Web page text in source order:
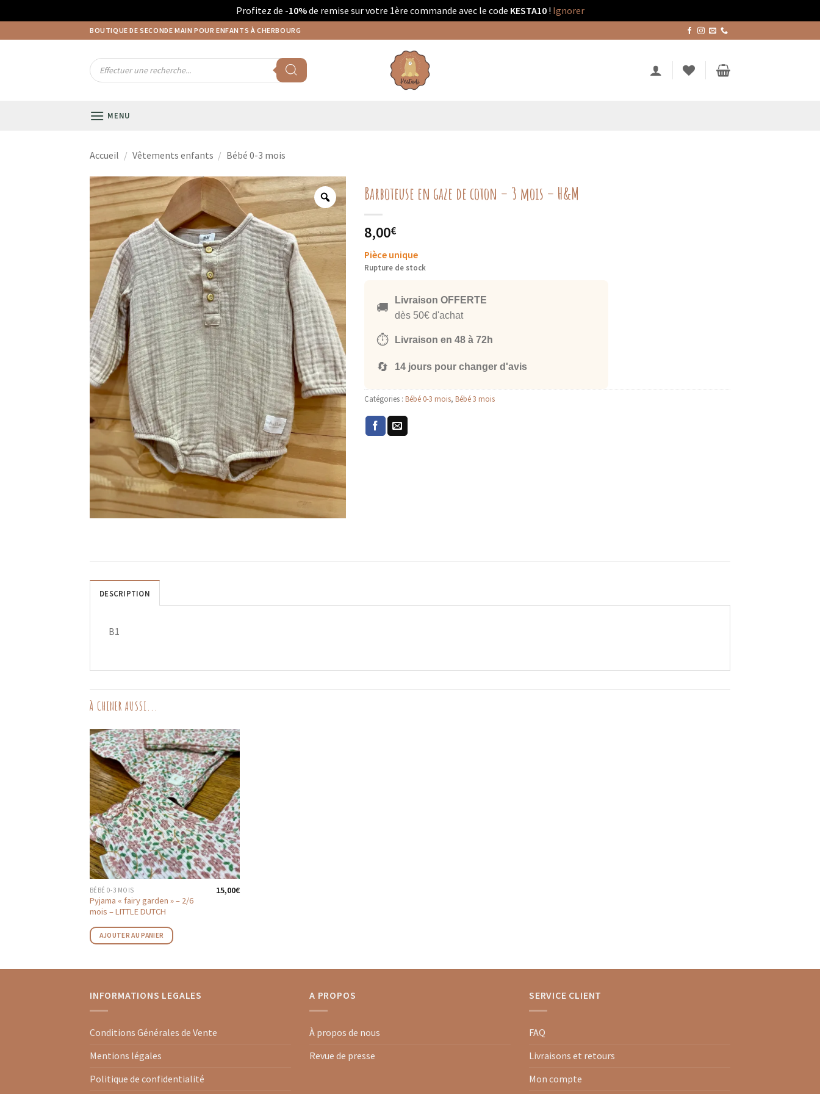
Profitez de -10%de remise sur votre 1ère commande avec le code KESTA10! Ignorer
au
BOUTIQUE DE SECONDE MAIN POUR ENFANTS À CHERBOURG
Recherche
de
produits
MENU
Accueil / Vêtements enfants / Bébé 0-3 mois
Barboteuse en gaze de coton – 3 mois – H&M
8,00€
Pièce unique
Rupture de stock
🚚
Livraison OFFERTE
dès 50€ d'achat
⏱️ Livraison en 48 à 72h
🔄 14 jours pour changer d'avis
Catégories : Bébé 0-3 mois, Bébé 3 mois
DESCRIPTION
B1
À CHINER AUSSI...
AJOUTER
AUX
FAVORIS
BÉBÉ 0-3 MOIS
Pyjama « fairy garden » – 2/6
mois – LITTLE DUTCH
15,00€
AJOUTER AU PANIER
INFORMATIONS LEGALES
Conditions Générales de Vente
Mentions légales
Politique de confidentialité
A PROPOS
À propos de nous
Revue de presse
SERVICE CLIENT
FAQ
Livraisons et retours
Mon compte